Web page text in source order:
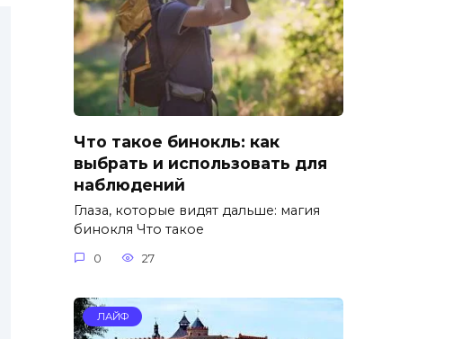
Что такое бинокль: как
выбрать и использовать для
наблюдений
Глаза, которые видят дальше: магия
бинокля Что такое
0 27
ЛАЙФ